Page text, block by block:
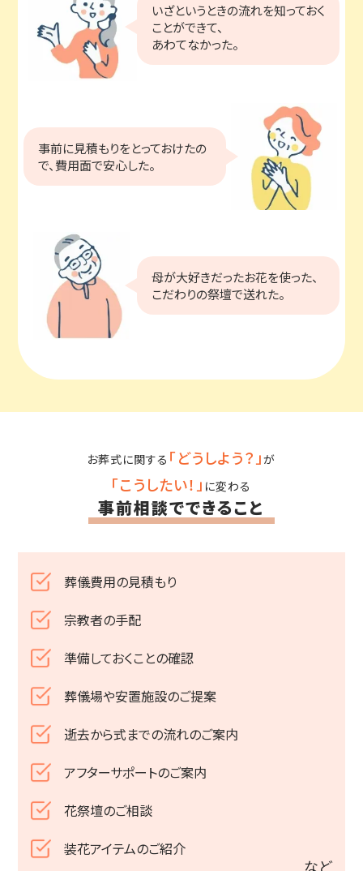
いざというときの流れを知っておく
ことができて、
あわてなかった。
事前に見積もりをとっておけたの
で、費用面で安心した。
母が大好きだったお花を使った、
こだわりの祭壇で送れた。
お葬式に関する 「どうしよう？」が
「こうしたい！」 に変わる
事前相談でできること
葬儀費用の見積もり
宗教者の手配
準備しておくことの確認
葬儀場や安置施設のご提案
逝去から式までの流れのご案内
アフターサポートのご案内
花祭壇のご相談
装花アイテムのご紹介
など